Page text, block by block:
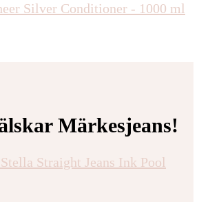
Silver Conditioner - 1000 ml
Märkesjeans!